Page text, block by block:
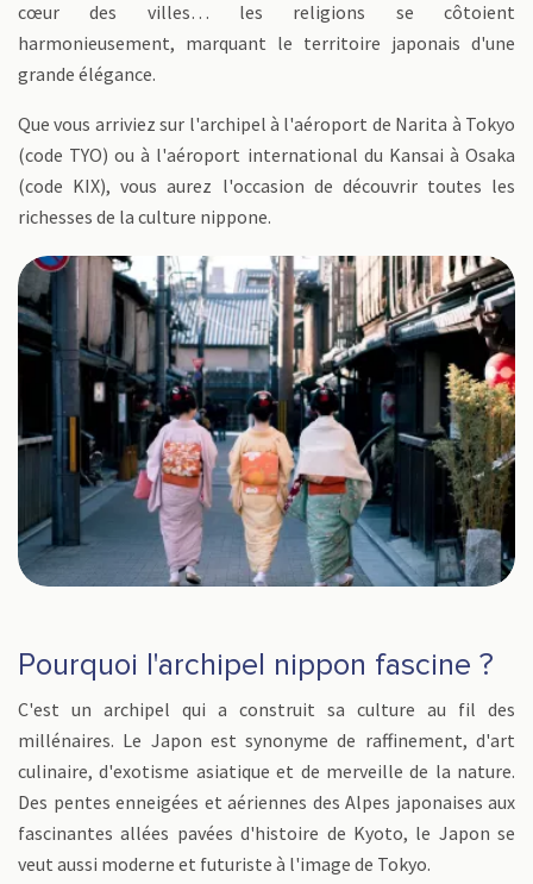
cœur des villes… les religions se côtoient
harmonieusement, marquant le territoire japonais d'une
grande élégance.
Que vous arriviez sur l'archipel à l'aéroport de Narita à Tokyo
(code TYO) ou à l'aéroport international du Kansai à Osaka
(code KIX), vous aurez l'occasion de découvrir toutes les
richesses de la culture nippone.
Pourquoi l'archipel nippon fascine ?
C'est un archipel qui a construit sa culture au fil des
millénaires. Le Japon est synonyme de raffinement, d'art
culinaire, d'exotisme asiatique et de merveille de la nature.
Des pentes enneigées et aériennes des Alpes japonaises aux
fascinantes allées pavées d'histoire de Kyoto, le Japon se
veut aussi moderne et futuriste à l'image de Tokyo.